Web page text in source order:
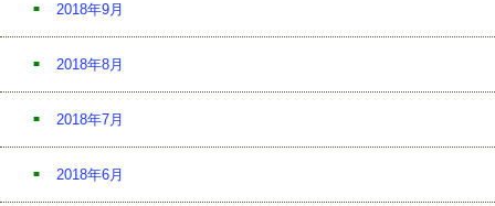
2018年9月
2018年8月
2018年7月
2018年6月